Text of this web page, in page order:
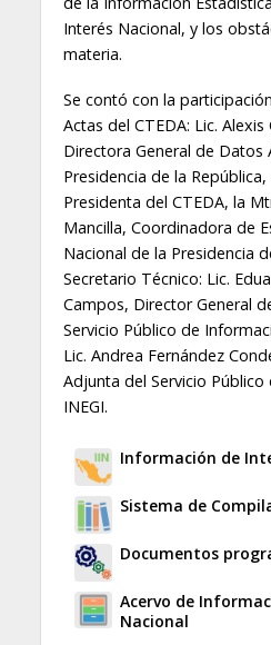
Interés Nacional, y los
materia.
Se contó con la
Actas del CTEDA: Lic.
Directora General de Datos
Presidencia de la
Presidenta del CTEDA, la
Mancilla, Coordinadora de
Nacional de la Presidencia
Secretario Técnico: Lic.
Campos, Director General
Servicio Público de
Lic. Andrea Fernández
Adjunta del Servicio
INEGI.
Información de
Sistema de
Documentos
Acervo de
Nacional